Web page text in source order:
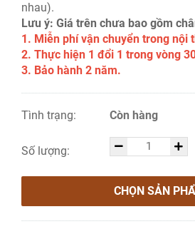
nhau).
Lưu ý: Giá trên chưa bao gồm
1. Miễn phí vận chuyển trong nội
2. Thực hiện 1 đổi 1 trong vòng
3. Bảo hành 2 năm.
Tình trạng: Còn hàng
Số lượng:
CHỌN SẢN